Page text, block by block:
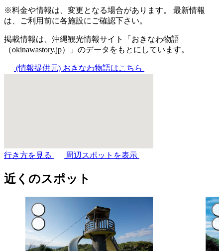
※料金や情報は、変更となる場合があります。 最新情報
は、ご利用前に各施設にご確認下さい。
掲載情報は、沖縄観光情報サイト「おきなわ物語
（okinawastory.jp）」のデータをもとにしています。
(情報提供元) おきなわ物語はこちら
行き方を見る 周辺スポットを表示
近くのスポット